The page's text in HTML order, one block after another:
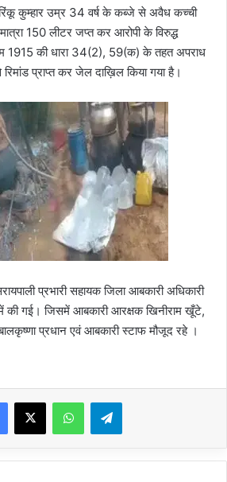
कुम्हार उम्र 34 वर्ष के कब्जे से अवैध कच्ची
150 लीटर जप्त कर आरोपी के विरुद्ध
1915 की धारा 34(2), 59(क) के तहत अपराध
प्राप्त कर जेल दाख़िल किया गया है।
प्रभारी सहायक जिला आबकारी अधिकारी
में की गई। जिसमें आबकारी आरक्षक खिनीराम खूँटे,
प्रधान एवं आबकारी स्टाफ मौजूद रहे ।
WhatsAppTelegram